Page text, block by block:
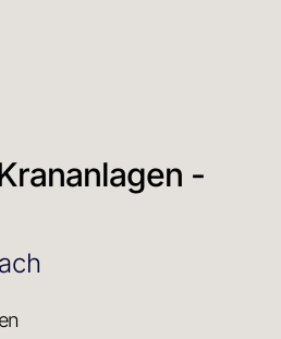
-